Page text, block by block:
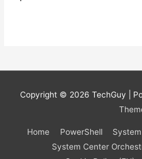
Copyright © 2026 TechGuy |
Home PowerShell
System Center